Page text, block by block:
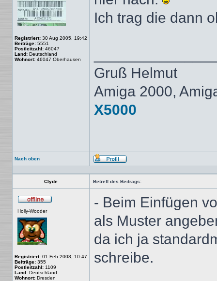
Registriert: 30 Aug 2005, 19:42
Beiträge: 5551
Postleitzahl: 46047
Land: Deutschland
Wohnort: 46047 Oberhausen
Ich trag die dann
Gruß Helmut
Amiga 2000,
X5000
Nach oben
Profil
Clyde Betreff des Beitrags:
Holly-Wooder
Registriert: 01 Feb 2008, 10:47
Beiträge: 355
Postleitzahl: 1109
Land: Deutschland
Wohnort: Dresden
- Beim Einfügen
als Muster
da ich ja
schreibe.